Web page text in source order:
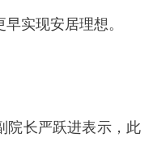
实现安居理想。
长严跃进表示，此